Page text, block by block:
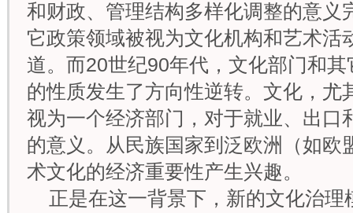
和财政、管理结构多样化调整的意义
它政策领域被视为文化机构和艺术活
道。而20世纪90年代，文化部门和
的性质发生了方向性逆转。文化，尤
视为一个经济部门，对于就业、出口
的意义。从民族国家到泛欧洲（如欧
术文化的经济重要性产生兴趣。
正是在这一背景下，新的文化治